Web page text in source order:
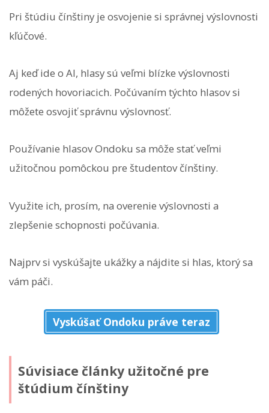
Pri štúdiu čínštiny je osvojenie si správnej výslovnosti
kľúčové.
Aj keď ide o AI, hlasy sú veľmi blízke výslovnosti
rodených hovoriacich. Počúvaním týchto hlasov si
môžete osvojiť správnu výslovnosť.
Používanie hlasov Ondoku sa môže stať veľmi
užitočnou pomôckou pre študentov čínštiny.
Využite ich, prosím, na overenie výslovnosti a
zlepšenie schopnosti počúvania.
Najprv si vyskúšajte ukážky a nájdite si hlas, ktorý sa
vám páči.
Vyskúšať Ondoku práve teraz
Súvisiace články užitočné pre
štúdium čínštiny